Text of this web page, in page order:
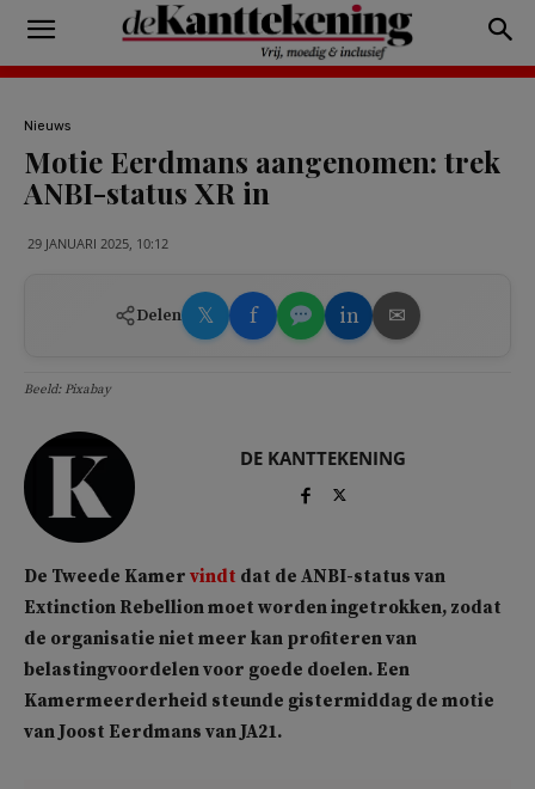
Nieuws
Motie Eerdmans aangenomen: trek
ANBI-status XR in
29 JANUARI 2025, 10:12
Delen 𝕏 f in ✉
Beeld: Pixabay
DE KANTTEKENING
De Tweede Kamer vindt dat de ANBI-status van
Extinction Rebellion moet worden ingetrokken, zodat
de organisatie niet meer kan profiteren van
belastingvoordelen voor goede doelen. Een
Kamermeerderheid steunde gistermiddag de motie
van Joost Eerdmans van JA21.